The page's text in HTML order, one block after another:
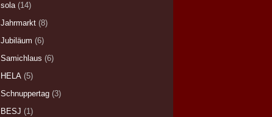
sola (14)
Jahrmarkt (8)
Jubiläum (6)
Samichlaus (6)
HELA (5)
Schnuppertag (3)
BESJ (1)